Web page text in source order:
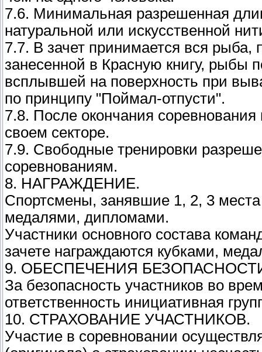
7.6. Минимальная разрешенная
натуральной или искусственной
7.7. В зачет принимается вся
занесенной в Красную книгу, рыбы
всплывшей на поверхность при
по принципу "Поймал-отпусти".
7.8. После окончания
своем секторе.
7.9. Свободные тренировки
соревнованиям.
8. НАГРАЖДЕНИЕ.
Спортсмены, занявшие 1, 2, 3
медалями, дипломами.
Участники основного состава
зачете награждаются кубками,
9. ОБЕСПЕЧЕНИЯ
За безопасность участников во
ответственность инициативная
10. СТРАХОВАНИЕ УЧАСТНИКОВ.
Участие в соревновании